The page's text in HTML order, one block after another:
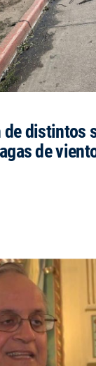
de distintos
de